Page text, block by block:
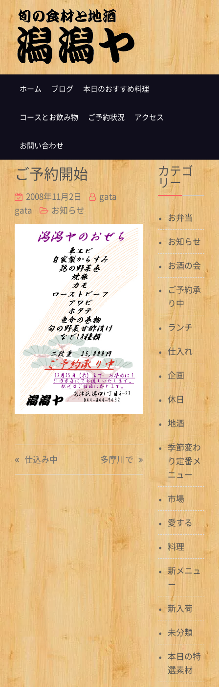
ホーム ブログ 本日のおすすめ料理
コースとお飲み物 ご予約状況 アクセス
お問い合わせ
ご予約開始
2008年11月2日
gata
gata
お知らせ
投
稿
ー
シ
仕込み中 多摩川で
カテゴ
リー
お弁当
お知らせ
お酒の会
ご予約承
り中
ランチ
仕入れ
企画
休日
地酒
季節変わ
り定番メ
ニュー
市場
愛する
料理
新メニュ
ー
新入荷
未分類
本日の特
選素材